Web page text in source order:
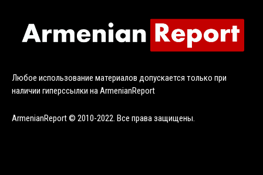
Любое использование материалов допускается только при
наличии гиперссылки на ArmenianReport
ArmenianReport © 2010-2022. Все права защищены.